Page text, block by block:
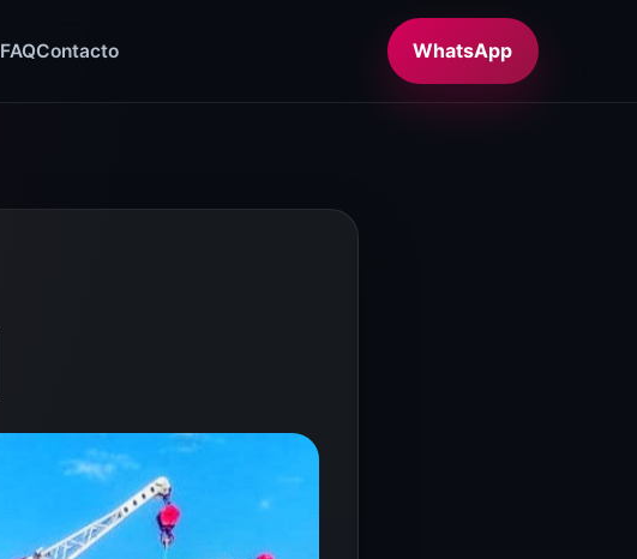
FAQContacto WhatsApp